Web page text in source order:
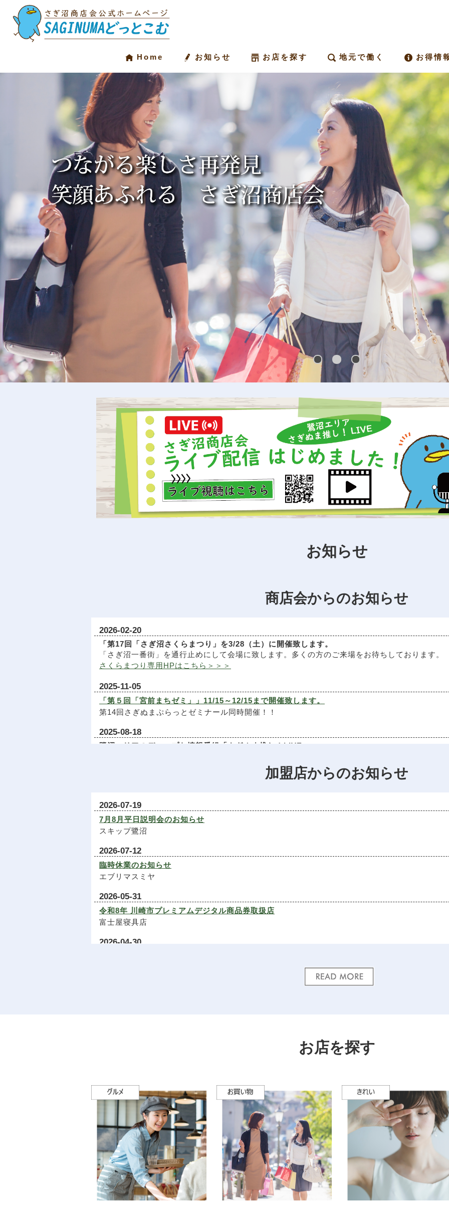
Home お知らせ お店を探す 地元で働く お得情
お知らせ
商店会からのお知らせ
2026-02-20
「第17回「さぎ沼さくらまつり」を3/28（土）に開催致します。
「さぎ沼一番街」を通行止めにして会場に致します。多くの方のご来場をお待ちしております。
さくらまつり専用HPはこちら＞＞＞
2025-11-05
「第５回「宮前まちゼミ」」11/15～12/15まで開催致します。
第14回さぎぬまぷらっとゼミナール同時開催！！
2025-08-18
鷺沼エリアのディープな情報番組「さぎぬま推し！LIVE」
「第16回「さぎ沼さくらまつり」を3/29（土）に開催致します。
鷺沼駅前駐車場を会場にできるのは今年で最後となります。多くの方のご来場をお待ちしており
さくらまつり専用HPはこちら＞＞＞
10/5（土）・6（日）「さぎ沼まつり（さぎ沼秋まつり）2024」を開催致します。
今年も東急・川崎市との共催となりイベント会場も駅前駐車場・駅前道路～鷺沼公園と３エリア
さぎ沼まつり専用HPはこちら＞＞＞
2024-08-21
10/5（土）・6（日）「さぎ沼まつり（さぎ沼秋まつり）2024」を開催致します。
今年も東急・川崎市との共催となりイベント会場も駅前駐車場・駅前道路～鷺沼公園と３エリア
ステージへの出演応募はこちら＞＞＞
「第15回「さぎ沼さくらまつり」を3/30（土）に開催致します。
9/30（土）・10/1（日）「さぎ沼まつり（さぎ沼秋まつり）」を開催致します。
今年は東急・川崎市との共催となりイベント会場も駅前駐車場・駅前道路～鷺沼小学校と３エリ
加盟店からのお知らせ
2026-07-19
7月8月平日説明会のお知らせ
スキップ鷺沼
2026-07-12
臨時休業のお知らせ
エブリマスミヤ
2026-05-31
令和8年 川崎市プレミアムデジタル商品券取扱店
富士屋寝具店
2026-04-30
26' あけましておめでとうございます。
富士屋寝具店
2025-11-17
臨時休業のお知らせ
エブリマスミヤ
2025-11-05
「スキップ鷺沼」11月入室説明会のご案内
スキップ鷺沼
お店を探す